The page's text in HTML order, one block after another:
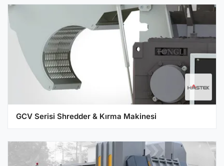
GCV Serisi Shredder & Kırma Makinesi